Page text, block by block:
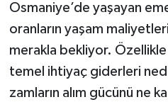
Osmaniye’de yaşayan
oranların yaşam
merakla bekliyor.
temel ihtiyaç giderleri
zamların alım gücünü ne